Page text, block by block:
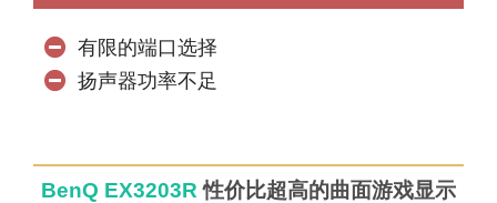
有限的端口选择
扬声器功率不足
BenQ EX3203R性价比超高的曲面游戏显示